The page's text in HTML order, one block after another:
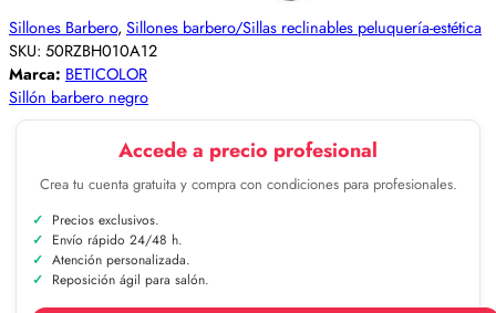
Sillones Barbero, Sillones barbero/Sillas reclinables peluquería-estética
SKU: 50RZBH010A12
Marca: BETICOLOR
Sillón barbero negro
Accede a precio profesional
Crea tu cuenta gratuita y compra con condiciones para profesionales.
Precios exclusivos.
Envío rápido 24/48 h.
Atención personalizada.
Reposición ágil para salón.